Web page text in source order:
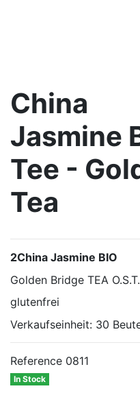
China
Jasmine
Tee -
Tea
2China Jasmine BIO
Golden Bridge TEA
glutenfrei
Verkaufseinheit: 30
Reference 0811
In Stock